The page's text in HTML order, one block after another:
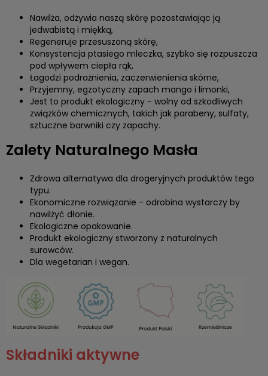
Nawilża, odżywia naszą skórę pozostawiając ją
jedwabistą i miękką,
Regeneruje przesuszoną skórę,
Konsystencja ptasiego mleczka, szybko się rozpuszcza
pod wpływem ciepła rąk,
Łagodzi podrażnienia, zaczerwienienia skórne,
Przyjemny, egzotyczny zapach mango i limonki,
Jest to produkt ekologiczny - wolny od szkodliwych
związków chemicznych, takich jak parabeny, sulfaty,
sztuczne barwniki czy zapachy.
Zalety Naturalnego Masła
Zdrowa alternatywa dla drogeryjnych produktów tego
typu.
Ekonomiczne rozwiązanie - odrobina wystarczy by
nawilżyć dłonie.
Ekologiczne opakowanie.
Produkt ekologiczny stworzony z naturalnych
surowców.
Dla wegetarian i wegan.
Składniki aktywne